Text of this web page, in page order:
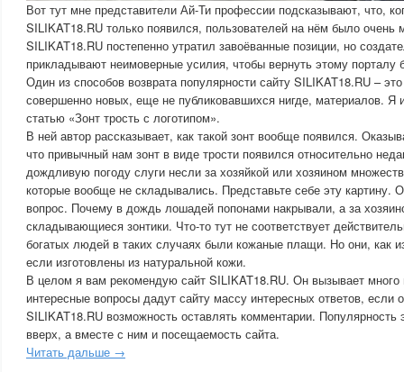
Вот тут мне представители Ай-Ти профессии подсказывают, что,
SILIKAT18.RU только появился, пользователей на нём было очень
SILIKAT18.RU постепенно утратил завоёванные позиции, но
прикладывают неимоверные усилия, чтобы вернуть этому порталу
Один из способов возврата популярности сайту SILIKAT18.RU –
совершенно новых, еще не публиковавшихся нигде, материалов.
статью «Зонт трость с логотипом».
В ней автор рассказывает, как такой зонт вообще появился.
что привычный нам зонт в виде трости появился относительно
дождливую погоду слуги несли за хозяйкой или хозяином
которые вообще не складывались. Представьте себе эту картину.
вопрос. Почему в дождь лошадей попонами накрывали, а за
складывающиеся зонтики. Что-то тут не соответствует
богатых людей в таких случаях были кожаные плащи. Но они, как
если изготовлены из натуральной кожи.
В целом я вам рекомендую сайт SILIKAT18.RU. Он вызывает много
интересные вопросы дадут сайту массу интересных ответов, если
SILIKAT18.RU возможность оставлять комментарии. Популярность
вверх, а вместе с ним и посещаемость сайта.
Читать дальше →